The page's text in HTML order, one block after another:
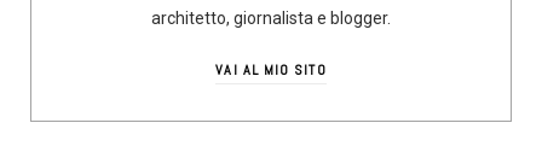
architetto, giornalista e blogger.
VAI AL MIO SITO